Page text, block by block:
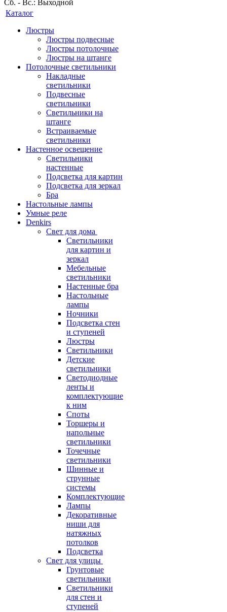
Сб. - Вс.: Выходной
Каталог
Люстры
Люстры подвесные
Люстры потолочные
Люстры на штанге
Потолочные светильники
Накладные
светильники
Подвесные
светильники
Светильники на
штанге
Встраиваемые
светильники
Настенное освещение
Светильники
настенные
Подсветка для картин
Подсветка для зеркал
Бра
Настольные лампы
Умные реле
Denkirs
Свет для дома
Светильники
для картин и
зеркал
Мебельные
светильники
Настенные бра
Настольные
лампы
Ночники
Подсветка стен
и ступеней
Люстры
Светильники
Детские
светильники
Светодиодные
ленты и
комплектующие
к ним
Споты
Торшеры и
напольные
светильники
Точечные
светильники
Шинные и
струнные
системы
Комплектующие
Лампы
Декоративные
ниши для
натяжных
потолков
Подсветка
Свет для улицы
Грунтовые
светильники
Светильники
для стен и
ступеней